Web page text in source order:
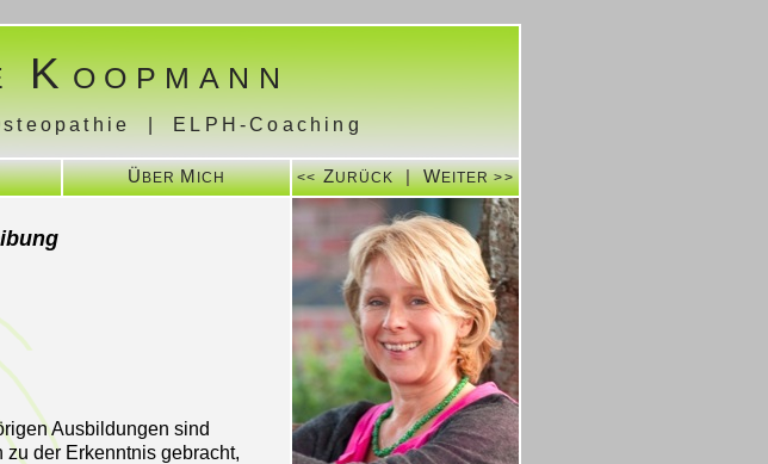
ÜBERMICH <<ZURÜCK|WEITER >>
KOOPMANN
| ELPH-Coaching
Ausbildungen sind
der Erkenntnis gebracht,